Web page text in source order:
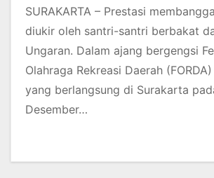
SURAKARTA – Prestasi
diukir oleh santri-santri berbakat
Ungaran. Dalam ajang bergengsi
Olahraga Rekreasi Daerah
yang berlangsung di Surakarta
Desember…